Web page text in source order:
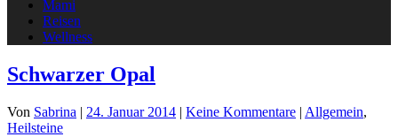
Mami
Reisen
Wellness
Schwarzer Opal
Von Sabrina | 24. Januar 2014 | Keine Kommentare | Allgemein,
Heilsteine